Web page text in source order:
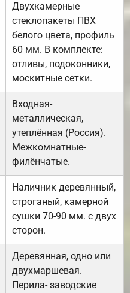
Двухкамерные
стеклопакеты ПВХ
белого цвета, профиль
60 мм. В комплекте:
отливы, подоконники,
москитные сетки.
Входная-
металлическая,
утеплённая (Россия).
Межкомнатные-
филёнчатые.
Наличник деревянный,
строганый, камерной
сушки 70-90 мм. с двух
сторон.
Деревянная, одно или
двухмаршевая.
Перила- заводские